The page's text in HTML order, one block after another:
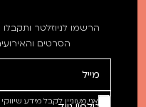
הרשמו לניוזלטר
הסרטים
אני מעוניין לקבל מידע